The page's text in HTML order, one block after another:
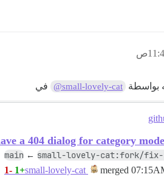
بواسطة @small-lovely-cat في
a 404 dialog for category
main ← small-lovely-cat:fork/fix-
merged
+1
-1